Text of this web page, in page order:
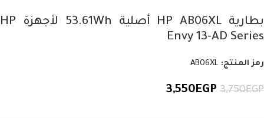
بطارية HP AB06XL أصلية 53.61Wh لأجهزة HP
Envy 13-AD Series
رمز المنتج: AB06XL
3,750EGP
3,550EGP